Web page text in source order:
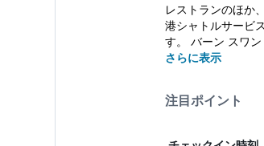
レストランのほか
港シャトルサービ
す。 バーン スワ
さらに表示
注目ポイント